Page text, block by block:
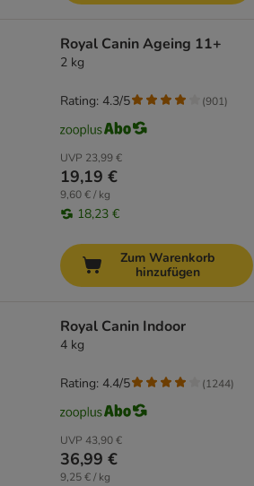
Royal Canin Ageing 11+
2 kg
UVP 23,99 €
19,19 €
9,60 € / kg
18,23 €
Rating: 4.3/5 (901)
Zum Warenkorb
hinzufügen
Royal Canin Indoor
4 kg
UVP 43,90 €
36,99 €
9,25 € / kg
Rating: 4.4/5 (1244)